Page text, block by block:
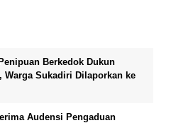
Berkedok Dukun
Warga Sukadiri Dilaporkan ke
Audensi Pengaduan